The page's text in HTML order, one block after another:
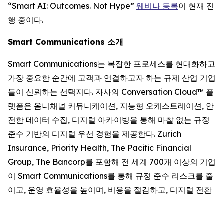
“Smart AI: Outcomes. Not Hype” 웨비나 등록이 현재 진
행 중이다.
Smart Communications 소개
Smart Communications는 복잡한 프로세스를 현대화하고
가장 중요한 순간에 고객과 연결하고자 하는 규제 산업 기업
들이 신뢰하는 선택지다. 자사의 Conversation Cloud™ 플
랫폼은 옴니채널 커뮤니케이션, 지능형 오케스트레이션, 안
전한 데이터 수집, 디지털 아카이빙을 통해 마찰 없는 규정
준수 기반의 디지털 우선 경험을 제공한다. Zurich
Insurance, Priority Health, The Pacific Financial
Group, The Bancorp를 포함해 전 세계 700개 이상의 기업
이 Smart Communications를 통해 규정 준수 리스크를 줄
이고, 운영 효율성을 높이며, 비용을 절감하고, 디지털 전환